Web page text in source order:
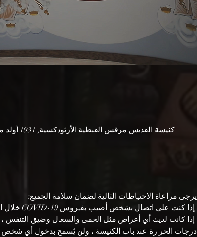
كنيسة القديس مرقس القبطية الأرثوذكسية, 1931 أولد مورفريسبورو بايك ، ناشفيل ، تينيسي ، الولايات المتحدة الأمريكية
يرجى مراعاة الاحتياطات التالية لضمان سلامة الجميع:
درجات الحرارة عند باب الكنيسة ، ولن يُسمح بدخول أي شخص